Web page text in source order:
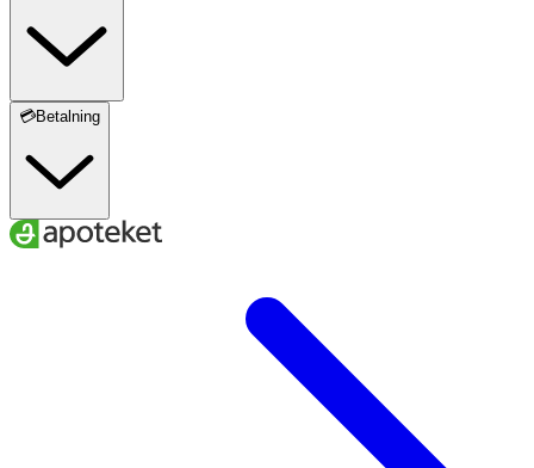
💳Betalning